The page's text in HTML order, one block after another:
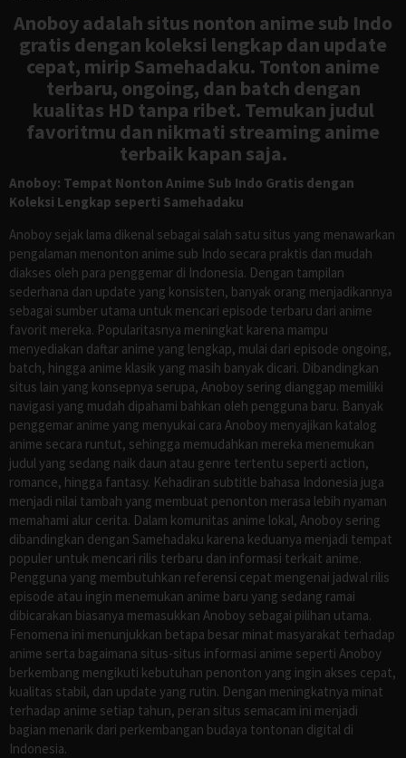
Anoboy adalah situs nonton anime sub Indo
gratis dengan koleksi lengkap dan update
cepat, mirip Samehadaku. Tonton anime
terbaru, ongoing, dan batch dengan
kualitas HD tanpa ribet. Temukan judul
favoritmu dan nikmati streaming anime
terbaik kapan saja.
Anoboy: Tempat Nonton Anime Sub Indo Gratis dengan
Koleksi Lengkap seperti Samehadaku
Anoboy sejak lama dikenal sebagai salah satu situs yang menawarkan
pengalaman menonton anime sub Indo secara praktis dan mudah
diakses oleh para penggemar di Indonesia. Dengan tampilan
sederhana dan update yang konsisten, banyak orang menjadikannya
sebagai sumber utama untuk mencari episode terbaru dari anime
favorit mereka. Popularitasnya meningkat karena mampu
menyediakan daftar anime yang lengkap, mulai dari episode ongoing,
batch, hingga anime klasik yang masih banyak dicari. Dibandingkan
situs lain yang konsepnya serupa, Anoboy sering dianggap memiliki
navigasi yang mudah dipahami bahkan oleh pengguna baru. Banyak
penggemar anime yang menyukai cara Anoboy menyajikan katalog
anime secara runtut, sehingga memudahkan mereka menemukan
judul yang sedang naik daun atau genre tertentu seperti action,
romance, hingga fantasy. Kehadiran subtitle bahasa Indonesia juga
menjadi nilai tambah yang membuat penonton merasa lebih nyaman
memahami alur cerita. Dalam komunitas anime lokal, Anoboy sering
dibandingkan dengan Samehadaku karena keduanya menjadi tempat
populer untuk mencari rilis terbaru dan informasi terkait anime.
Pengguna yang membutuhkan referensi cepat mengenai jadwal rilis
episode atau ingin menemukan anime baru yang sedang ramai
dibicarakan biasanya memasukkan Anoboy sebagai pilihan utama.
Fenomena ini menunjukkan betapa besar minat masyarakat terhadap
anime serta bagaimana situs-situs informasi anime seperti Anoboy
berkembang mengikuti kebutuhan penonton yang ingin akses cepat,
kualitas stabil, dan update yang rutin. Dengan meningkatnya minat
terhadap anime setiap tahun, peran situs semacam ini menjadi
bagian menarik dari perkembangan budaya tontonan digital di
Indonesia.